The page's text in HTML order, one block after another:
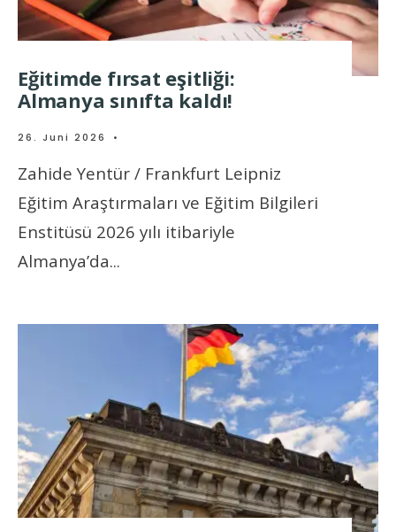
Eğitimde fırsat eşitliği:
Almanya sınıfta kaldı!
26. Juni 2026 •
Zahide Yentür / Frankfurt Leipniz
Eğitim Araştırmaları ve Eğitim Bilgileri
Enstitüsü 2026 yılı itibariyle
Almanya’da...